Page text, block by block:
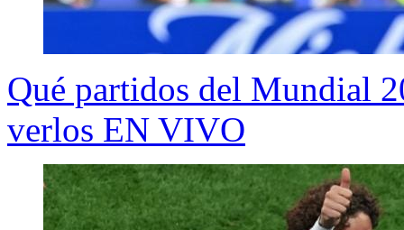
Qué partidos del Mundial
verlos EN VIVO